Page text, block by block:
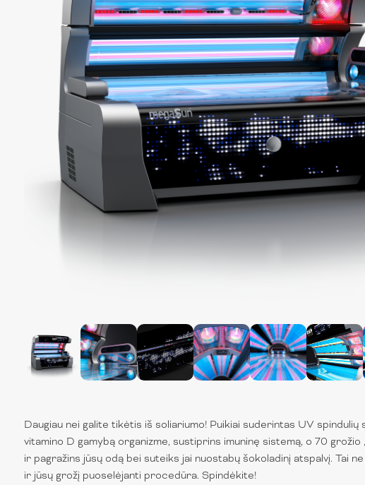
Daugiau nei galite tikėtis iš soliariumo! Puikiai suderintas UV
vitamino D gamybą organizme, sustiprins imuninę sistemą, o 70 grožio
ir pagražins jūsų odą bei suteiks jai nuostabų šokoladinį atspalvį. Tai
ir jūsų grožį puoselėjanti procedūra. Spindėkite!